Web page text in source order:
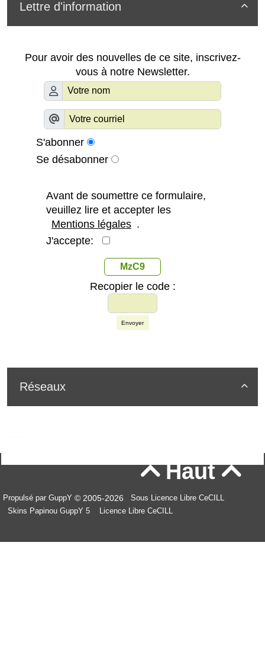

Lettre d'information
Pour avoir des nouvelles de ce site, inscrivez-
vous à notre Newsletter.
S'abonner
Se désabonner
Avant de soumettre ce formulaire,
veuillez lire et accepter les
Mentions légales .
J'accepte:
MzC9
Recopier le code :
Envoyer

Réseaux
Haut
Propulsé par GuppY © 2005-2026
Sous Licence Libre CeCILL
Skins Papinou GuppY 5
Licence Libre CeCILL